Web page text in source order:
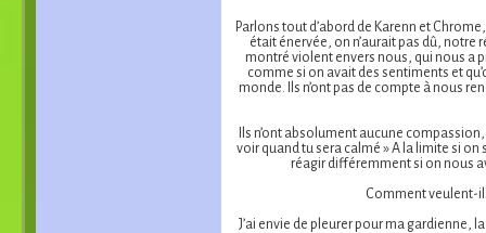
Parlons tout d’abord de Karenn et
était énervée, on n’aurait pas dû, notre
montré violent envers nous, qui nous a
comme si on avait des sentiments et
monde. Ils n’ont pas de compte à nous
Ils n’ont absolument aucune
voir quand tu sera calmé » A la limite si
réagir différemment si on nous
Comment veulent-
J’ai envie de pleurer pour ma gardienne,